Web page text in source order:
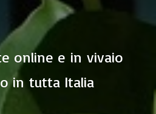
online e in vivaio
in tutta Italia